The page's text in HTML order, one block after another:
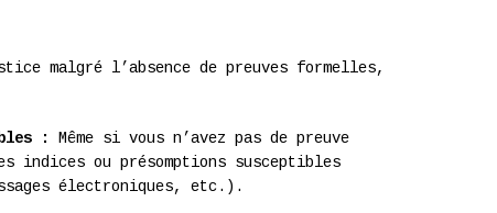
malgré l’absence de preuves formelles,
:
Même si vous n’avez pas de preuve
indices ou présomptions susceptibles
électroniques, etc.).